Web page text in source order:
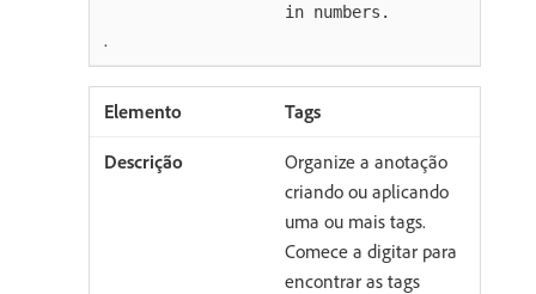
in numbers.
.
Tags
Organize a anotação
criando ou aplicando
uma ou mais tags.
Comece a digitar para
encontrar as tags